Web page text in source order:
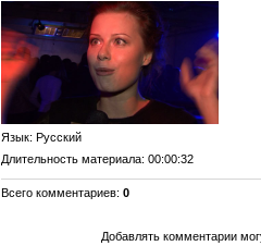
Язык: Русский
Длительность материала: 00:00:32
Всего комментариев: 0
Добавлять комментарии